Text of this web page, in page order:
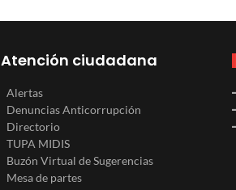
Atención ciudadana
Alertas
Denuncias Anticorrupción
Directorio
TUPA MIDIS
Buzón Virtual de Sugerencias
Mesa de partes